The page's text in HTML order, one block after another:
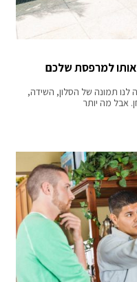
אותו למרפסת שלכם
לנו תמונה של הסלון, השידה,
אבל מה יותר